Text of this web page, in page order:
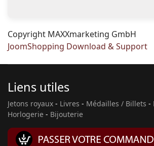
Copyright MAXXmarketing GmbH
JoomShopping Download & Support
Liens utiles
Jetons royaux - Livres - Médailles / Billets -
Horlogerie - Bijouterie